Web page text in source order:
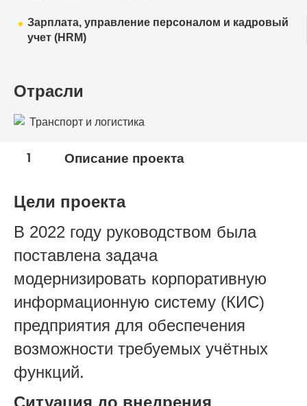
Зарплата, управление персоналом и кадровый
учет (HRM)
Отрасли
Транспорт и логистика
1 Описание проекта
Цели проекта
В 2022 году руководством была
поставлена задача
модернизировать корпоративную
информационную систему (КИС)
предприятия для обеспечения
возможности требуемых учётных
функций.
Ситуация до внедрения